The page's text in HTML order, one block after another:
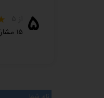
۵ ۱۵ مشارکت کننده